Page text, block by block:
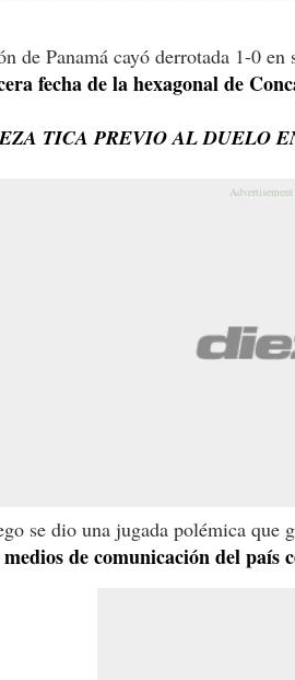
de Panamá cayó derrotada 1-0
fecha de la hexagonal de
TICA PREVIO AL DUELO
se dio una jugada polémica que
de comunicación del país